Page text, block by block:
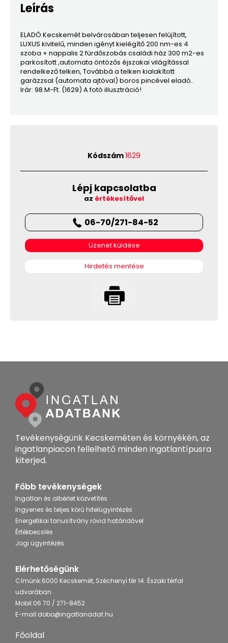
Leírás
ELADÓ Kecskemét belvárosában teljesen felújított,
LUXUS kivitelű, minden igényt kielégítő 200 nm-es 4
szoba + nappalis 2 fürdőszobás családi ház 300 m2-es
parkosított ,automata öntözős éjszakai világítással
rendelkező telken, Továbbá a telken kialakított
garázzsal (automata ajtóval) boros pincével eladó..
Irár: 98.M-Ft. (1629) A fotó illusztráció!
Kódszám1629
Lépj kapcsolatba
az értékesítővel
06-70/271-84-52
Üzenet küldése
Hirdetés mentése
Tevékenységünk Kecskeméten és környékén, az
ingatlanpiacon fellelhető minden ingatlantípusra
kiterjed.
Főbb tevékenységek
Ingatlan és albérlet közvetítés
Ingyenes és teljes körű hitelügyintézés
Energetikai tanusítvány rövid határidővel
Értékbecslés
Jogi ügyintézés
Elérhetőségünk
Címünk:6000 Kecskemét, Széchenyi tér 14. Északi térfal
udvarában
Mobil:06 70 / 271-8452
E-mail:dobo@ingatlanadat.hu
Főoldal